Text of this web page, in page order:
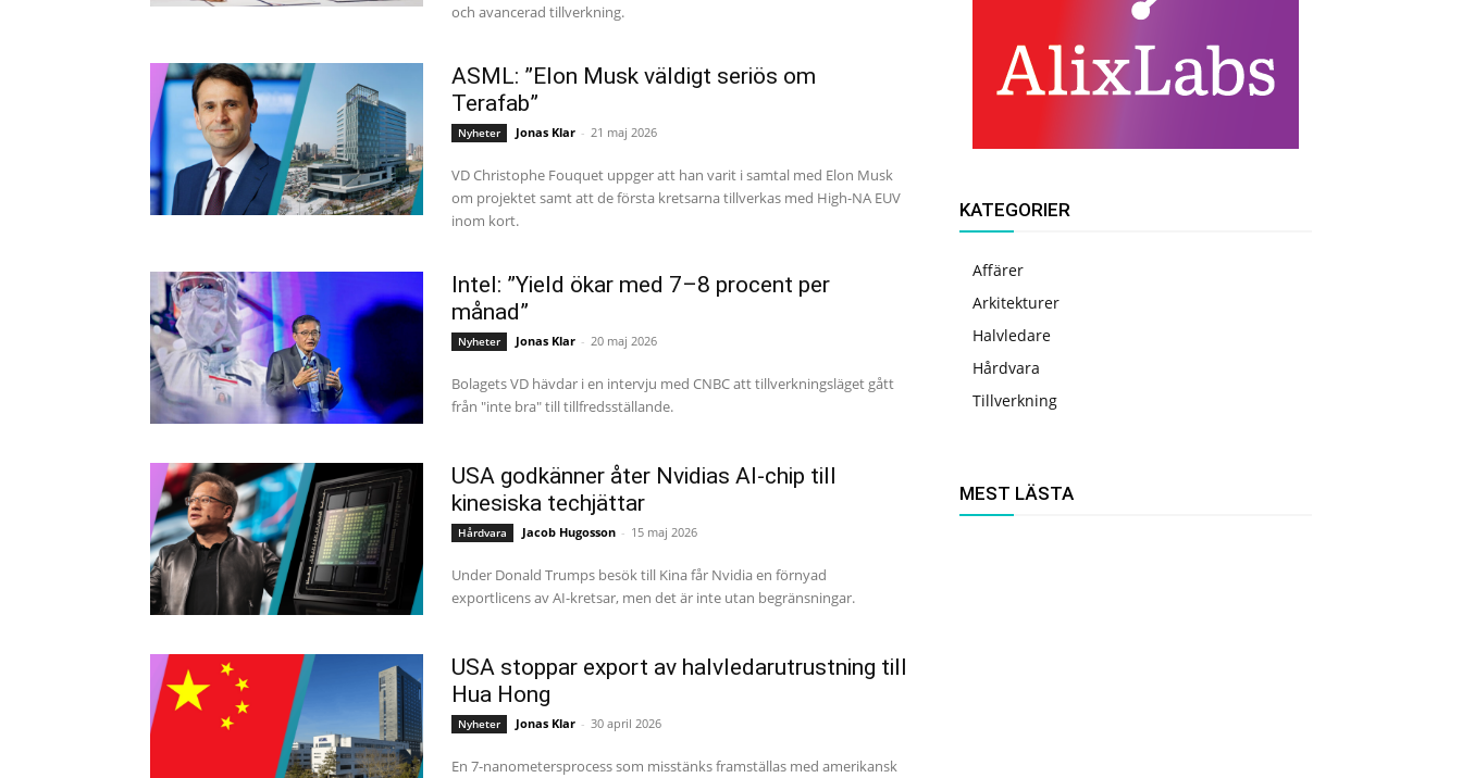
och avancerad tillverkning.
ASML: ”Elon Musk väldigt seriös om
Terafab”
Nyheter Jonas Klar - 21 maj 2026
VD Christophe Fouquet uppger att han varit i samtal med Elon Musk
om projektet samt att de första kretsarna tillverkas med High-NA EUV
inom kort.
Intel: ”Yield ökar med 7–8 procent per
månad”
Nyheter Jonas Klar - 20 maj 2026
Bolagets VD hävdar i en intervju med CNBC att tillverkningsläget gått
från "inte bra" till tillfredsställande.
USA godkänner åter Nvidias AI-chip till
kinesiska techjättar
Hårdvara Jacob Hugosson - 15 maj 2026
Under Donald Trumps besök till Kina får Nvidia en förnyad
exportlicens av AI-kretsar, men det är inte utan begränsningar.
USA stoppar export av halvledarutrustning till
Hua Hong
Nyheter Jonas Klar - 30 april 2026
En 7-nanometersprocess som misstänks framställas med amerikansk
KATEGORIER
Affärer
Arkitekturer
Halvledare
Hårdvara
Tillverkning
MEST LÄSTA